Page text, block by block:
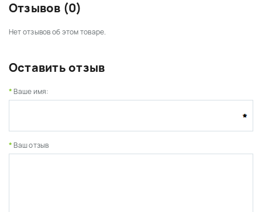
Отзывов (0)
Нет отзывов об этом товаре.
Оставить отзыв
Ваше имя:
Ваш отзыв